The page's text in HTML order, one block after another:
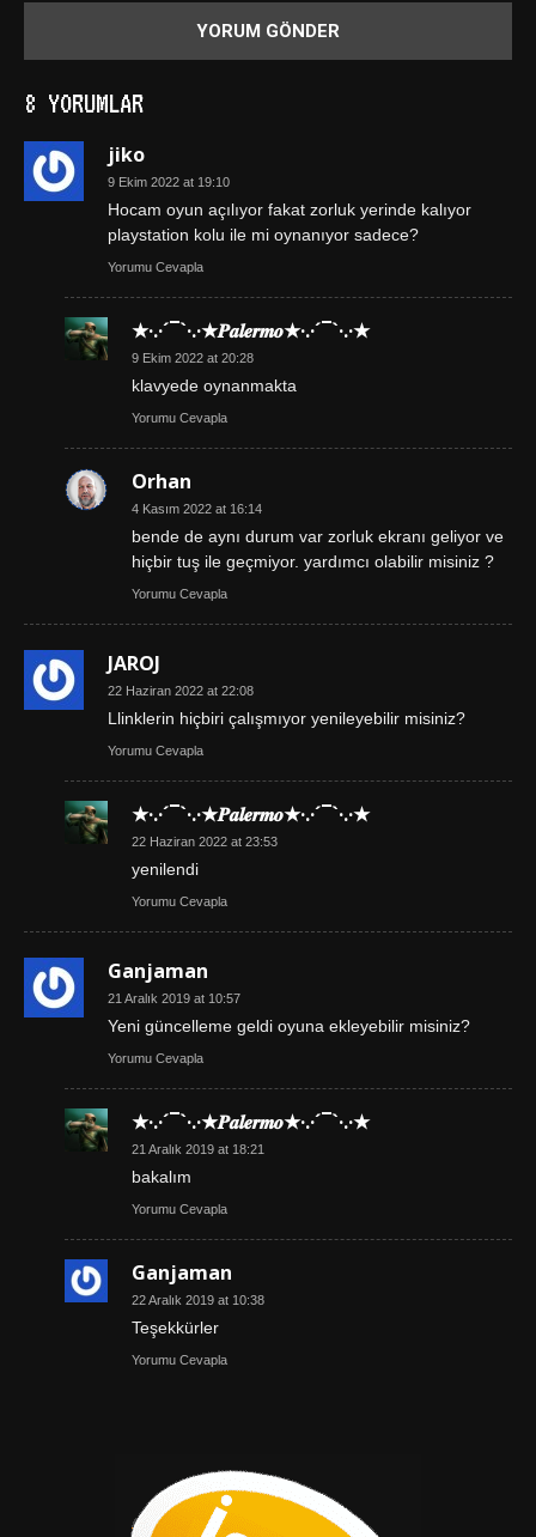
8 YORUMLAR
jiko
9 Ekim 2022 at 19:10
Hocam oyun açılıyor fakat zorluk yerinde kalıyor
playstation kolu ile mi oynanıyor sadece?
Yorumu Cevapla
★·.·´¯`·.·★𝑷𝒂𝒍𝒆𝒓𝒎𝒐★·.·´¯`·.·★
9 Ekim 2022 at 20:28
klavyede oynanmakta
Yorumu Cevapla
Orhan
4 Kasım 2022 at 16:14
bende de aynı durum var zorluk ekranı geliyor ve
hiçbir tuş ile geçmiyor. yardımcı olabilir misiniz ?
Yorumu Cevapla
JAROJ
22 Haziran 2022 at 22:08
Llinklerin hiçbiri çalışmıyor yenileyebilir misiniz?
Yorumu Cevapla
★·.·´¯`·.·★𝑷𝒂𝒍𝒆𝒓𝒎𝒐★·.·´¯`·.·★
22 Haziran 2022 at 23:53
yenilendi
Yorumu Cevapla
Ganjaman
21 Aralık 2019 at 10:57
Yeni güncelleme geldi oyuna ekleyebilir misiniz?
Yorumu Cevapla
★·.·´¯`·.·★𝑷𝒂𝒍𝒆𝒓𝒎𝒐★·.·´¯`·.·★
21 Aralık 2019 at 18:21
bakalım
Yorumu Cevapla
Ganjaman
22 Aralık 2019 at 10:38
Teşekkürler
Yorumu Cevapla